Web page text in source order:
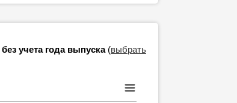
без учета года выпуска(выбрать